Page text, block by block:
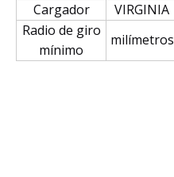
Cargador
VIRGINIA
Radio de giro
mínimo
milímetros